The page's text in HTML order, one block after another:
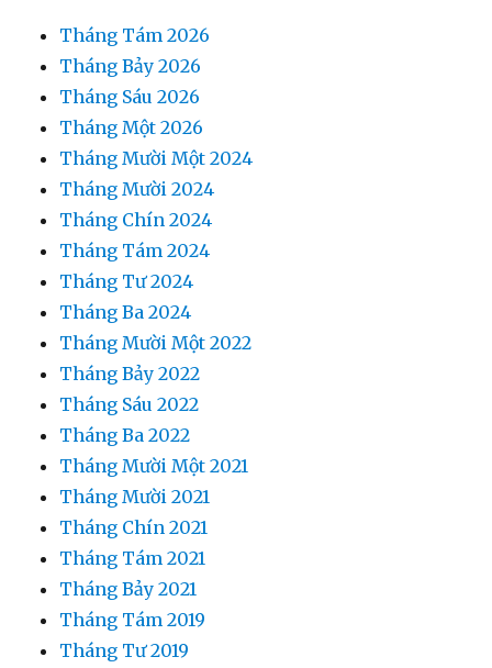
Tháng Tám 2026
Tháng Bảy 2026
Tháng Sáu 2026
Tháng Một 2026
Tháng Mười Một 2024
Tháng Mười 2024
Tháng Chín 2024
Tháng Tám 2024
Tháng Tư 2024
Tháng Ba 2024
Tháng Mười Một 2022
Tháng Bảy 2022
Tháng Sáu 2022
Tháng Ba 2022
Tháng Mười Một 2021
Tháng Mười 2021
Tháng Chín 2021
Tháng Tám 2021
Tháng Bảy 2021
Tháng Tám 2019
Tháng Tư 2019